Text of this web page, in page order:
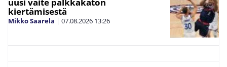
uusi väite palkkakaton
kiertämisestä
Mikko Saarela | 07.08.2026 13:26